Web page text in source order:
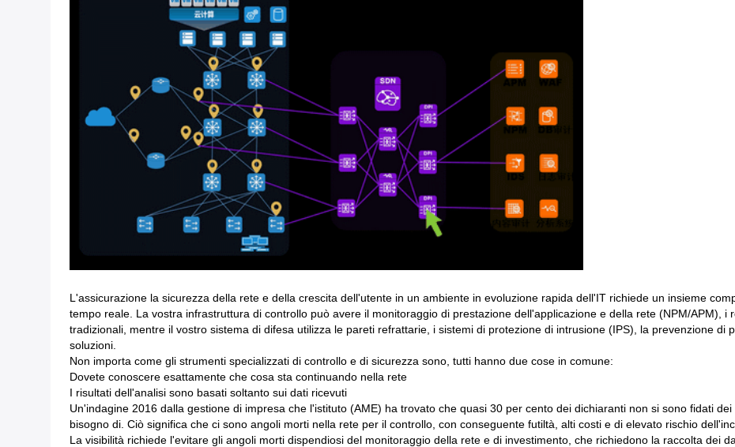
L'assicurazione la sicurezza della rete e della crescita dell'utente in un ambiente in evoluzione rapida dell'IT richiede un insieme
tempo reale. La vostra infrastruttura di controllo può avere il monitoraggio di prestazione dell'applicazione e della rete (NPM/APM),
tradizionali, mentre il vostro sistema di difesa utilizza le pareti refrattarie, i sistemi di protezione di intrusione (IPS), la prevenzione di
soluzioni.
Non importa come gli strumenti specializzati di controllo e di sicurezza sono, tutti hanno due cose in comune:
Dovete conoscere esattamente che cosa sta continuando nella rete
I risultati dell'analisi sono basati soltanto sui dati ricevuti
Un'indagine 2016 dalla gestione di impresa che l'istituto (AME) ha trovato che quasi 30 per cento dei dichiaranti non si sono fidati
bisogno di. Ciò significa che ci sono angoli morti nella rete per il controllo, con conseguente futiltà, alti costi e di elevato rischio
La visibilità richiede l'evitare gli angoli morti dispendiosi del monitoraggio della rete e di investimento, che richiedono la raccolta dei